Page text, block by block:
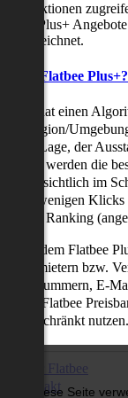
Diese Seite
Plus+
ist Flatbee Plus+?
hat einen
Region/
der Lage, der
werden die
übersichtlich im
nur wenigen Klicks
als Ranking
mit dem Flatbee
Vermietern bzw.
E-
den Flatbee
nutzen.
Über Flatbee
Kontakt